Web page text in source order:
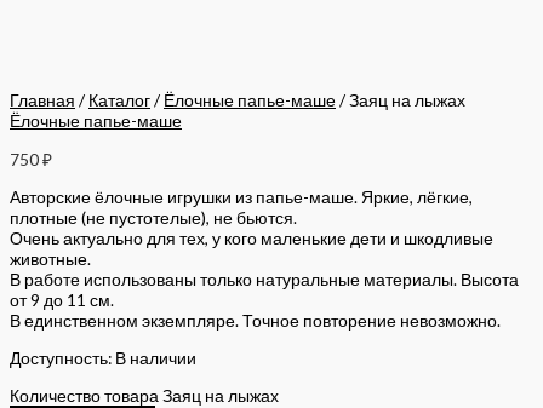
Главная / Каталог/ Ёлочные папье-маше/ Заяц на лыжах
Ёлочные папье-маше
750₽
Авторские ёлочные игрушки из папье-маше. Яркие, лёгкие,
плотные (не пустотелые), не бьются.
Очень актуально для тех, у кого маленькие дети и шкодливые
животные.
В работе использованы только натуральные материалы. Высота
от 9 до 11 см.
В единственном экземпляре. Точное повторение невозможно.
Доступность: В наличии
Количество товара Заяц на лыжах